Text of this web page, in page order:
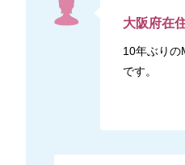
大阪府在
10年ぶりの
です。